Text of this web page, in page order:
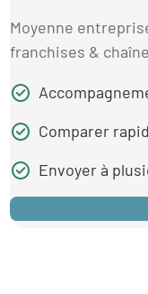
Moyenne
franchises &
Comparer
Envoyer à